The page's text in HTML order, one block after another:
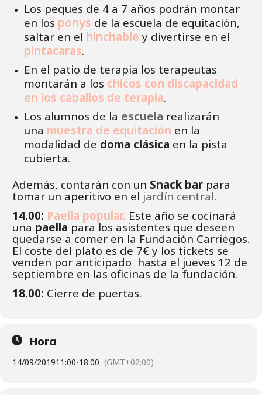
Los peques de 4 a 7 años podrán montar
en los ponys de la escuela de equitación,
saltar en el hinchable y divertirse en el
pintacaras.
En el patio de terapia los terapeutas
montarán a los chicos con discapacidad
en los caballos de terapia.
Los alumnos de la escuela realizarán
una muestra de equitación en la
modalidad de doma clásica en la pista
cubierta.
Además, contarán con un Snack bar para
tomar un aperitivo en el jardín central.
14.00: Paella popular. Este año se cocinará
una paella para los asistentes que deseen
quedarse a comer en la Fundación Carriegos.
El coste del plato es de 7€ y los tickets se
venden por anticipado hasta el jueves 12 de
septiembre en las oficinas de la fundación.
18.00: Cierre de puertas.
Hora
14/09/201911:00-18:00 (GMT+02:00)